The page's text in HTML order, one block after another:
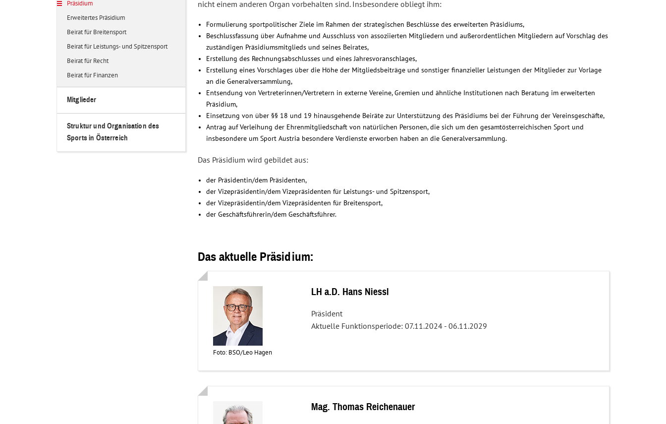
Präsidium
Erweitertes Präsidium
Beirat für Breitensport
Beirat für Leistungs- und Spitzensport
Beirat für Recht
Beirat für Finanzen
Mitglieder
Struktur und Organisation des
Sports in Österreich
nicht einem anderen Organ vorbehalten sind. Insbesondere obliegt ihm:
Formulierung sportpolitischer Ziele im Rahmen der strategischen Beschlüsse des erweiterten Präsidiums,
Beschlussfassung über Aufnahme und Ausschluss von assoziierten Mitgliedern und außerordentlichen Mitgliedern auf Vorschlag des
zuständigen Präsidiumsmitglieds und seines Beirates,
Erstellung des Rechnungsabschlusses und eines Jahresvoranschlages,
Erstellung eines Vorschlages über die Höhe der Mitgliedsbeiträge und sonstiger finanzieller Leistungen der Mitglieder zur Vorlage
an die Generalversammlung,
Entsendung von Vertreterinnen/Vertretern in externe Vereine, Gremien und ähnliche Institutionen nach Beratung im erweiterten
Präsidium,
Einsetzung von über §§ 18 und 19 hinausgehende Beiräte zur Unterstützung des Präsidiums bei der Führung der Vereinsgeschäfte,
Antrag auf Verleihung der Ehrenmitgliedschaft von natürlichen Personen, die sich um den gesamtösterreichischen Sport und
insbesondere um Sport Austria besondere Verdienste erworben haben an die Generalversammlung.
Das Präsidium wird gebildet aus:
der Präsidentin/dem Präsidenten,
der Vizepräsidentin/dem Vizepräsidenten für Leistungs- und Spitzensport,
der Vizepräsidentin/dem Vizepräsidenten für Breitensport,
der Geschäftsführerin/dem Geschäftsführer.
Das aktuelle Präsidium:
Foto: BSO/Leo Hagen
LH a.D. Hans Niessl
Präsident
Aktuelle Funktionsperiode: 07.11.2024 - 06.11.2029
Mag. Thomas Reichenauer